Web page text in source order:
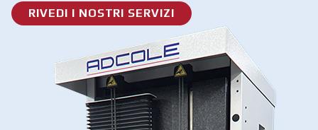
RIVEDI I NOSTRI SERVIZI